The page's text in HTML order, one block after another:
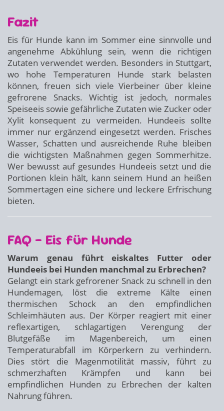
Fazit
Eis für Hunde kann im Sommer eine sinnvolle und
angenehme Abkühlung sein, wenn die richtigen
Zutaten verwendet werden. Besonders in Stuttgart,
wo hohe Temperaturen Hunde stark belasten
können, freuen sich viele Vierbeiner über kleine
gefrorene Snacks. Wichtig ist jedoch, normales
Speiseeis sowie gefährliche Zutaten wie Zucker oder
Xylit konsequent zu vermeiden. Hundeeis sollte
immer nur ergänzend eingesetzt werden. Frisches
Wasser, Schatten und ausreichende Ruhe bleiben
die wichtigsten Maßnahmen gegen Sommerhitze.
Wer bewusst auf gesundes Hundeeis setzt und die
Portionen klein hält, kann seinem Hund an heißen
Sommertagen eine sichere und leckere Erfrischung
bieten.
FAQ – Eis für Hunde
Warum genau führt eiskaltes Futter oder
Hundeeis bei Hunden manchmal zu Erbrechen?
Gelangt ein stark gefrorener Snack zu schnell in den
Hundemagen, löst die extreme Kälte einen
thermischen Schock an den empfindlichen
Schleimhäuten aus. Der Körper reagiert mit einer
reflexartigen, schlagartigen Verengung der
Blutgefäße im Magenbereich, um einen
Temperaturabfall im Körperkern zu verhindern.
Dies stört die Magenmotilität massiv, führt zu
schmerzhaften Krämpfen und kann bei
empfindlichen Hunden zu Erbrechen der kalten
Nahrung führen.